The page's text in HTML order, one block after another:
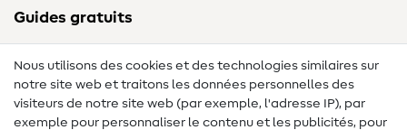
Guides gratuits
Lexique de couture
Tutos de couture
Nous utilisons des cookies et des technologies similaires sur
notre site web et traitons les données personnelles des
visiteurs de notre site web (par exemple, l'adresse IP), par
exemple pour personnaliser le contenu et les publicités, pour